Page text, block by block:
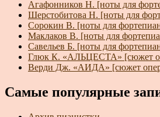
Агафонников Н. [ноты для
Шерстобитова Н. [ноты для
Сорокин В. [ноты для
Маклаков В. [ноты для
Савельев Б. [ноты для
Глюк К. «АЛЬЦЕСТА» [сюжет
Верди Дж. «АИДА» [сюжет
Самые популярные